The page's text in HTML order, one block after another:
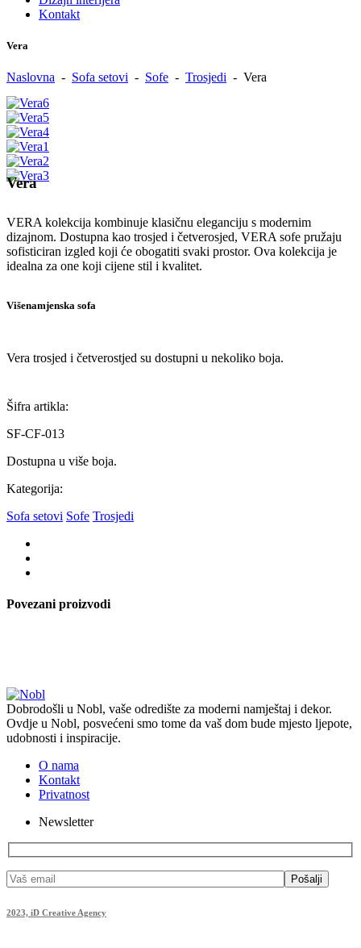
Kontakt
Vera
Naslovna - Sofa setovi - Sofe - Trosjedi - Vera
Vera
VERA kolekcija kombinuje klasičnu eleganciju s modernim
dizajnom. Dostupna kao trosjed i četverosjed, VERA sofe pružaju
sofisticiran izgled koji će obogatiti svaki prostor. Ova kolekcija je
idealna za one koji cijene stil i kvalitet.
Višenamjenska sofa
Vera trosjed i četverostjed su dostupni u nekoliko boja.
Šifra artikla:
SF-CF-013
Dostupna u više boja.
Kategorija:
Sofa setovi Sofe Trosjedi
Povezani proizvodi
Dobrodošli u Nobl, vaše odredište za moderni namještaj i dekor.
Ovdje u Nobl, posvećeni smo tome da vaš dom bude mjesto ljepote,
udobnosti i inspiracije.
O nama
Kontakt
Privatnost
Newsletter
Pošalji
2023, iD Creative Agency